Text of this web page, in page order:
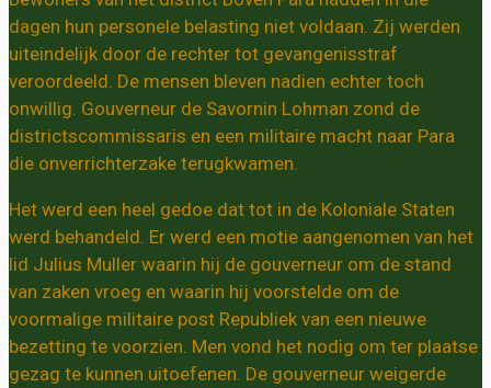
dagen hun personele belasting niet voldaan. Zij werden
uiteindelijk door de rechter tot gevangenisstraf
veroordeeld. De mensen bleven nadien echter toch
onwillig. Gouverneur de Savornin Lohman zond de
districtscommissaris en een militaire macht naar Para
die onverrichterzake terugkwamen.
Het werd een heel gedoe dat tot in de Koloniale Staten
werd behandeld. Er werd een motie aangenomen van het
lid Julius Muller waarin hij de gouverneur om de stand
van zaken vroeg en waarin hij voorstelde om de
voormalige militaire post Republiek van een nieuwe
bezetting te voorzien. Men vond het nodig om ter plaatse
gezag te kunnen uitoefenen. De gouverneur weigerde